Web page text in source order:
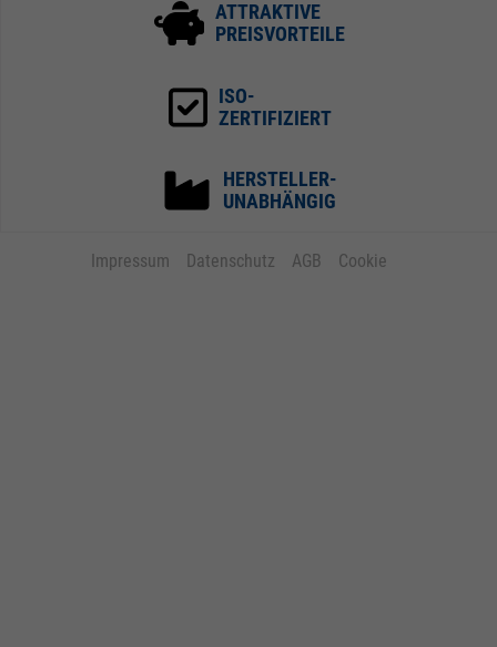
ATTRAKTIVE
PREISVORTEILE
ISO-
ZERTIFIZIERT
HERSTELLER-
UNABHÄNGIG
Impressum Datenschutz AGB Cookie